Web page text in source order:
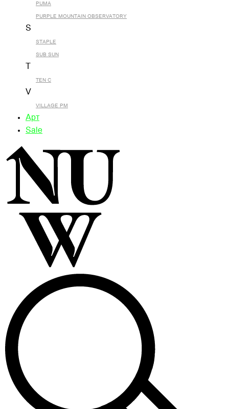
PUMA
PURPLE MOUNTAIN OBSERVATORY
S
STAPLE
SUB SUN
TEN C
V
VILLAGE PM
Арт
Sale